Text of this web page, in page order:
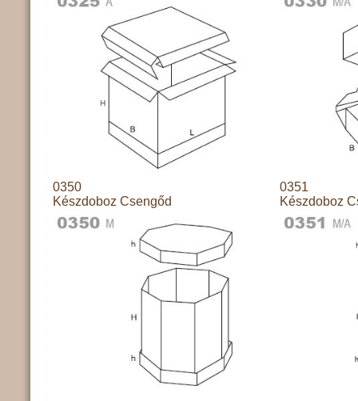
0350
Készdoboz Csengőd
0351
Készdoboz